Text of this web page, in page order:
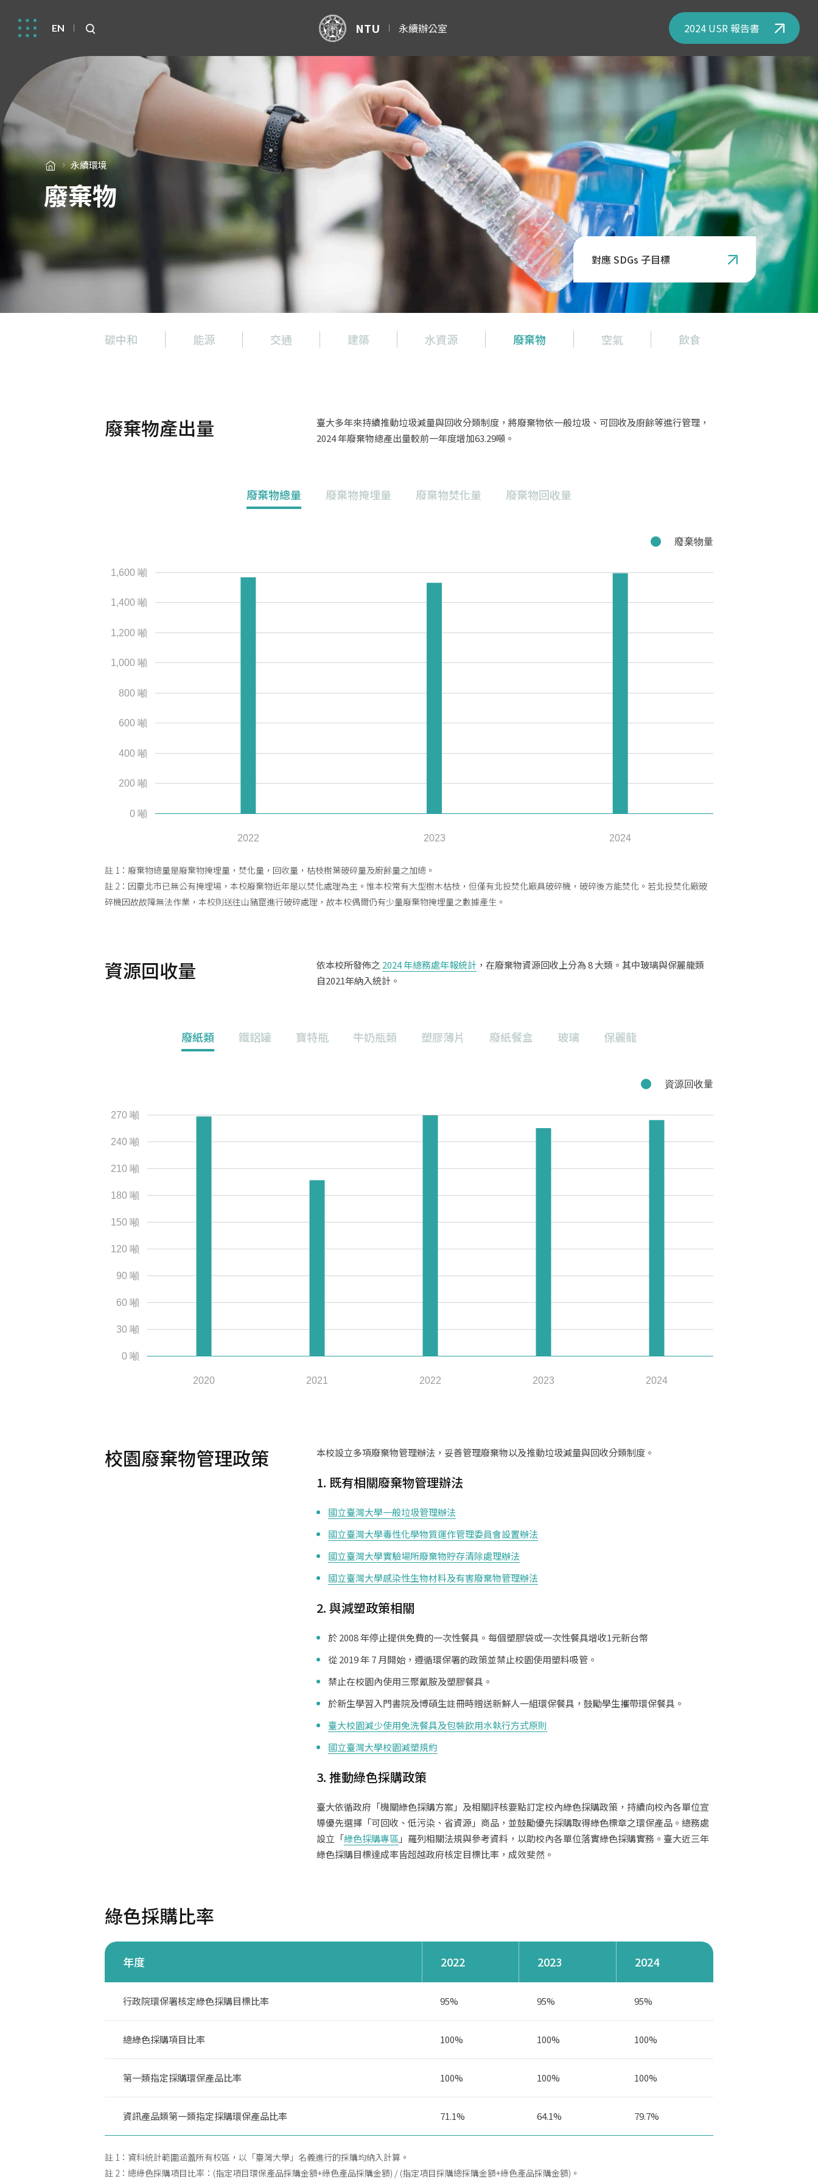
EN NTU 永續辦公室 2024 USR 報告書
永續環境
廢棄物
對應 SDGs 子目標
碳中和 能源 交通 建築 水資源 廢棄物 空氣 飲食
廢棄物產出量
臺大多年來持續推動垃圾減量與回收分類制度，將廢棄物依一般垃圾、可回收及廚餘等進行管理，
2024 年廢棄物總產出量較前一年度增加63.29噸。
廢棄物總量 廢棄物掩埋量 廢棄物焚化量 廢棄物回收量
0 噸
200 噸
400 噸
600 噸
800 噸
1,000 噸
1,200 噸
1,400 噸
1,600 噸
2022 2023 2024
廢棄物量
註 1：廢棄物總量是廢棄物掩埋量，焚化量，回收量，枯枝樹葉破碎量及廚餘量之加總。
註 2：因臺北市已無公有掩埋場，本校廢棄物近年是以焚化處理為主。惟本校常有大型樹木枯枝，但僅有北投焚化廠具破碎機，破碎後方能焚化。若北投焚化廠破
碎機因故故障無法作業，本校則送往山豬窟進行破碎處理，故本校偶爾仍有少量廢棄物掩埋量之數據產生。
資源回收量 依本校所發佈之 2024 年總務處年報統計 ，在廢棄物資源回收上分為 8 大類。其中玻璃與保麗龍類
自2021年納入統計。
廢紙類 鐵鋁罐 寶特瓶 牛奶瓶類 塑膠薄片 廢紙餐盒 玻璃 保麗龍
0 噸
30 噸
60 噸
90 噸
120 噸
150 噸
180 噸
210 噸
240 噸
270 噸
2020 2021 2022 2023 2024
資源回收量
校園廢棄物管理政策 本校設立多項廢棄物管理辦法，妥善管理廢棄物以及推動垃圾減量與回收分類制度。
1. 既有相關廢棄物管理辦法
國立臺灣大學一般垃圾管理辦法
國立臺灣大學毒性化學物質運作管理委員會設置辦法
國立臺灣大學實驗場所廢棄物貯存清除處理辦法
國立臺灣大學感染性生物材料及有害廢棄物管理辦法
2. 與減塑政策相關
於 2008 年停止提供免費的一次性餐具。每個塑膠袋或一次性餐具增收1元新台幣
從 2019 年 7 月開始，遵循環保署的政策並禁止校園使用塑料吸管。
禁止在校園內使用三聚氰胺及塑膠餐具。
於新生學習入門書院及博碩生註冊時贈送新鮮人一組環保餐具，鼓勵學生攜帶環保餐具。
臺大校園減少使用免洗餐具及包裝飲用水執行方式原則
國立臺灣大學校園減塑規約
3. 推動綠色採購政策
臺大依循政府「機關綠色採購方案」及相關評核要點訂定校內綠色採購政策，持續向校內各單位宣
導優先選擇「可回收、低污染、省資源」商品，並鼓勵優先採購取得綠色標章之環保產品。總務處
設立「綠色採購專區」羅列相關法規與參考資料，以助校內各單位落實綠色採購實務。臺大近三年
綠色採購目標達成率皆超越政府核定目標比率，成效斐然。
綠色採購比率
年度 2022 2023 2024
行政院環保署核定綠色採購目標比率 95% 95% 95%
總綠色採購項目比率 100% 100% 100%
第一類指定採購環保產品比率 100% 100% 100%
資訊產品類第一類指定採購環保產品比率 71.1% 64.1% 79.7%
註 1：資料統計範圍涵蓋所有校區，以「臺灣大學」名義進行的採購均納入計算。
註 2：總綠色採購項目比率：(指定項目環保產品採購金額+綠色產品採購金額) / (指定項目採購總採購金額+綠色產品採購金額)。